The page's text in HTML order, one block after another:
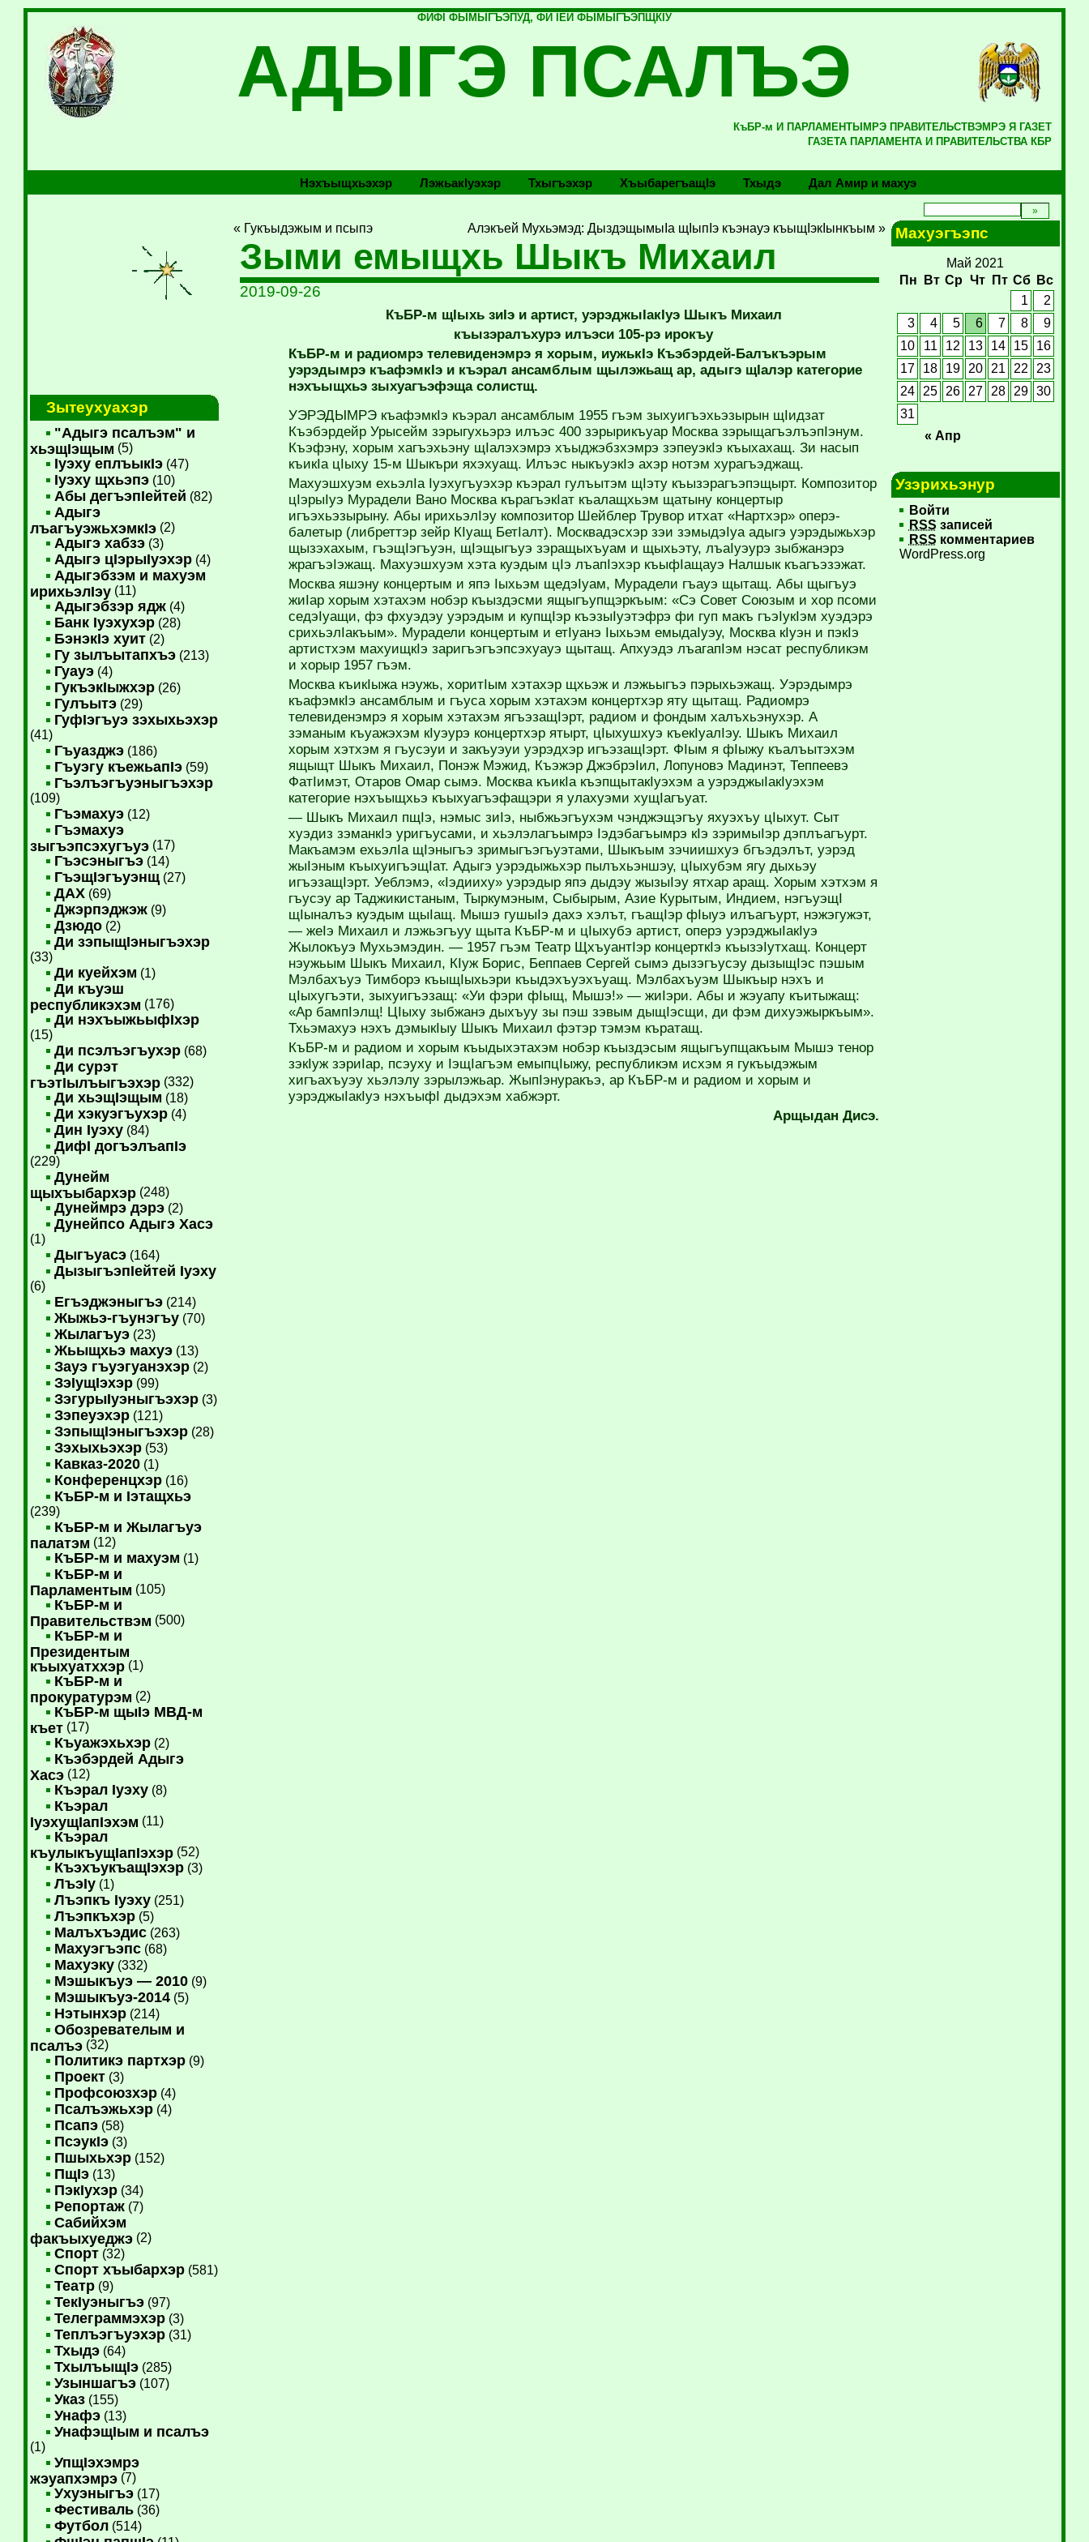
ФИФI ФЫМЫГЪЭПУД, ФИ IЕЙ ФЫМЫГЪЭПЩКIУ
АДЫГЭ ПСАЛЪЭ
КъБР-м И ПАРЛАМЕНТЫМРЭ ПРАВИТЕЛЬСТВЭМРЭ Я ГАЗЕТ
ГАЗЕТА ПАРЛАМЕНТА И ПРАВИТЕЛЬСТВА КБР
Нэхъыщхьэхэр Лэжьакlуэхэр Тхыгъэхэр Хъыбарегъащlэ Тхыдэ Дал Амир и махуэ
Зытеухуахэр
"Адыгэ псалъэм" и
хьэщIэщым (5)
Iуэху еплъыкIэ(47)
Iуэху щхьэпэ(10)
Абы дегъэпIейтей (82)
Адыгэ
лъагъуэжьхэмкIэ(2)
Адыгэ хабзэ(3)
Адыгэ цIэрыIуэхэр(4)
Адыгэбзэм и махуэм
ирихьэлIэу(11)
Адыгэбзэр ядж(4)
Банк Iуэхухэр(28)
БэнэкIэ хуит(2)
Гу зылъытапхъэ(213)
Гуауэ(4)
ГукъэкIыжхэр(26)
Гулъытэ(29)
ГуфIэгъуэ зэхыхьэхэр
(41)
Гъуазджэ(186)
Гъуэгу къежьапIэ(59)
Гъэлъэгъуэныгъэхэр
(109)
Гъэмахуэ(12)
Гъэмахуэ
зыгъэпсэхугъуэ(17)
Гъэсэныгъэ(14)
ГъэщIэгъуэнщ(27)
ДАХ(69)
Джэрпэджэж(9)
Дзюдо(2)
Ди зэпыщIэныгъэхэр
(33)
Ди куейхэм (1)
Ди къуэш
республикэхэм (176)
Ди нэхъыжьыфIхэр
(15)
Ди псэлъэгъухэр(68)
Ди сурэт
гъэтIылъыгъэхэр(332)
Ди хьэщIэщым (18)
Ди хэкуэгъухэр(4)
Дин Iуэху(84)
ДифI догъэлъапIэ
(229)
Дунейм
щыхъыбархэр(248)
Дунеймрэ дэрэ(2)
Дунейпсо Адыгэ Хасэ
(1)
Дыгъуасэ(164)
ДызыгъэпIейтей Iуэху
(6)
Егъэджэныгъэ(214)
Жыжьэ-гъунэгъу(70)
Жылагъуэ(23)
Жьыщхьэ махуэ(13)
Зауэ гъуэгуанэхэр(2)
ЗэIущIэхэр(99)
ЗэгурыIуэныгъэхэр(3)
Зэпеуэхэр(121)
ЗэпыщIэныгъэхэр(28)
Зэхыхьэхэр(53)
Кавказ-2020(1)
Конференцхэр(16)
КъБР-м и Iэтащхьэ
(239)
КъБР-м и Жылагъуэ
палатэм (12)
КъБР-м и махуэм (1)
КъБР-м и
Парламентым (105)
КъБР-м и
Правительствэм (500)
КъБР-м и
Президентым
къыхуатххэр(1)
КъБР-м и
прокуратурэм (2)
КъБР-м щыIэ МВД-м
къет(17)
Къуажэхьхэр(2)
Къэбэрдей Адыгэ
Хасэ(12)
Къэрал Iуэху(8)
Къэрал
IуэхущIапIэхэм (11)
Къэрал
къулыкъущIапIэхэр(52)
КъэхъукъащIэхэр(3)
ЛъэIу(1)
Лъэпкъ Iуэху(251)
Лъэпкъхэр(5)
Малъхъэдис(263)
Махуэгъэпс(68)
Махуэку(332)
Мэшыкъуэ — 2010(9)
Мэшыкъуэ-2014(5)
Нэтынхэр(214)
Обозревателым и
псалъэ(32)
Политикэ партхэр(9)
Проект(3)
Профсоюзхэр(4)
Псалъэжьхэр(4)
Псапэ(58)
ПсэукIэ(3)
Пшыхьхэр(152)
ПщIэ(13)
ПэкIухэр(34)
Репортаж(7)
Сабийхэм
факъыхуеджэ(2)
Спорт(32)
Спорт хъыбархэр(581)
Театр(9)
ТекIуэныгъэ(97)
Телеграммэхэр(3)
Теплъэгъуэхэр(31)
Тхыдэ(64)
ТхылъыщIэ(285)
Узыншагъэ(107)
Указ(155)
Унафэ(13)
УнафэщIым и псалъэ
(1)
УпщIэхэмрэ
жэуапхэмрэ(7)
Ухуэныгъэ(17)
Фестиваль(36)
Футбол(514)
« Гукъыдэжым и псыпэ Алэкъей Мухьэмэд: ДыздэщымыIа щIыпIэ къэнауэ къыщIэкIынкъым »
Зыми емыщхь Шыкъ Михаил
2019-09-26
КъБР-м щIыхь зиIэ и артист, уэрэджыIакIуэ Шыкъ Михаил
къызэралъхурэ илъэси 105-рэ ирокъу
КъБР-м и радиомрэ телевиденэмрэ я хорым, иужькIэ Къэбэрдей-Балъкъэрым
уэрэдымрэ къафэмкIэ и къэрал ансамблым щылэжьащ ар, адыгэ щIалэр категорие
нэхъыщхьэ зыхуагъэфэща солистщ.
УЭРЭДЫМРЭ къафэмкIэ къэрал ансамблым 1955 гъэм зыхуигъэхьэзырын щIидзат
Къэбэрдейр Урысейм зэрыгухьэрэ илъэс 400 зэрырикъуар Москва зэрыщагъэлъэпIэнум.
Къэфэну, хорым хагъэхьэну щIалэхэмрэ хъыджэбзхэмрэ зэпеуэкIэ къыхахащ. Зи насып
къикIа цIыху 15-м Шыкъри яхэхуащ. Илъэс ныкъуэкIэ ахэр нотэм хурагъэджащ.
Махуэшхуэм ехьэлIа Iуэхугъуэхэр къэрал гулъытэм щIэту къызэрагъэпэщырт. Композитор
цIэрыIуэ Мурадели Вано Москва кърагъэкIат къалащхьэм щатыну концертыр
игъэхьэзырыну. Абы ирихьэлIэу композитор Шейблер Трувор итхат «Нартхэр» оперэ-
балетыр (либреттэр зейр КIуащ БетIалт). Москвадэсхэр зэи зэмыдэIуа адыгэ уэрэдыжьхэр
щызэхахым, гъэщIэгъуэн, щIэщыгъуэ зэращыхъуам и щыхьэту, лъаIуэурэ зыбжанэрэ
жрагъэIэжащ. Махуэшхуэм хэта куэдым цIэ лъапIэхэр къыфIащауэ Налшык къагъэзэжат.
Москва яшэну концертым и япэ Iыхьэм щедэIуам, Мурадели гъауэ щытащ. Абы щыгъуэ
жиIар хорым хэтахэм нобэр къыздэсми ящыгъупщэркъым: «Сэ Совет Союзым и хор псоми
седэIуащи, фэ фхуэдэу уэрэдым и купщIэр къэзыIуэтэфрэ фи гуп макъ гъэIукIэм хуэдэрэ
срихьэлIакъым». Мурадели концертым и етIуанэ Iыхьэм емыдаIуэу, Москва кIуэн и пэкIэ
артистхэм махуищкIэ заригъэгъэпсэхуауэ щытащ. Апхуэдэ лъагапIэм нэсат республикэм
и хорыр 1957 гъэм.
Москва къикIыжа нэужь, хоритIым хэтахэр щхьэж и лэжьыгъэ пэрыхьэжащ. Уэрэдымрэ
къафэмкIэ ансамблым и гъуса хорым хэтахэм концертхэр яту щытащ. Радиомрэ
телевиденэмрэ я хорым хэтахэм ягъэзащIэрт, радиом и фондым халъхьэнухэр. А
зэманым къуажэхэм кIуэурэ концертхэр ятырт, цIыхушхуэ къекIуалIэу. Шыкъ Михаил
хорым хэтхэм я гъусэуи и закъуэуи уэрэдхэр игъэзащIэрт. ФIым я фIыжу къалъытэхэм
ящыщт Шыкъ Михаил, Понэж Мэжид, Къэжэр ДжэбрэIил, Лопуновэ Мадинэт, Теппеевэ
ФатIимэт, Отаров Омар сымэ. Москва къикIа къэпщытакIуэхэм а уэрэджыIакIуэхэм
категорие нэхъыщхьэ къыхуагъэфащэри я улахуэми хущIагъуат.
— Шыкъ Михаил пщIэ, нэмыс зиIэ, ныбжьэгъухэм чэнджэщэгъу яхуэхъу цIыхут. Сыт
хуэдиз зэманкIэ уригъусами, и хьэлэлагъымрэ Iэдэбагъымрэ кIэ зэримыIэр дэплъагъурт.
Макъамэм ехьэлIа щIэныгъэ зримыгъэгъуэтами, Шыкъым зэчиишхуэ бгъэдэлът, уэрэд
жыIэным къыхуигъэщIат. Адыгэ уэрэдыжьхэр пылъхьэншэу, цIыхубэм ягу дыхьэу
игъэзащIэрт. Уеблэмэ, «Iэдииху» уэрэдыр япэ дыдэу жызыIэу ятхар аращ. Хорым хэтхэм я
гъусэу ар Таджикистаным, Тыркумэным, Сыбырым, Азие Курытым, Индием, нэгъуэщI
щIыналъэ куэдым щыIащ. Мышэ гушыIэ дахэ хэлът, гъащIэр фIыуэ илъагъурт, нэжэгужэт,
— жеIэ Михаил и лэжьэгъуу щыта КъБР-м и цIыхубэ артист, оперэ уэрэджыIакIуэ
Жылокъуэ Мухьэмэдин. — 1957 гъэм Театр ЩхъуантIэр концерткIэ къызэIутхащ. Концерт
нэужьым Шыкъ Михаил, КIуж Борис, Беппаев Сергей сымэ дызэгъусэу дызыщIэс пэшым
Мэлбахъуэ Тимборэ къыщIыхьэри къыдэхъуэхъуащ. Мэлбахъуэм Шыкъыр нэхъ и
цIыхугъэти, зыхуигъэзащ: «Уи фэри фIыщ, Мышэ!» — жиIэри. Абы и жэуапу къитыжащ:
«Ар бампIэлщ! ЦIыху зыбжанэ дыхъуу зы пэш зэвым дыщIэсщи, ди фэм дихуэжыркъым».
Тхьэмахуэ нэхъ дэмыкIыу Шыкъ Михаил фэтэр тэмэм къратащ.
КъБР-м и радиом и хорым къыдыхэтахэм нобэр къыздэсым ящыгъупщакъым Мышэ тенор
зэкIуж зэриIар, псэуху и IэщIагъэм емыпцIыжу, республикэм исхэм я гукъыдэжым
хигъахъуэу хьэлэлу зэрылэжьар. ЖыпIэнуракъэ, ар КъБР-м и радиом и хорым и
уэрэджыIакIуэ нэхъыфI дыдэхэм хабжэрт.
Арщыдан Дисэ.
Махуэгъэпс
Май 2021
Пн
Вт Ср Чт Пт Сб Вс
« Апр
1
2
3
4 5 6 7 8
9
10
11 12 13 14 15
16
17
18 19 20 21 22
23
24
25 26 27 28 29
30
31
Узэрихьэнур
Войти
RSS записей
RSS комментариев
WordPress.org